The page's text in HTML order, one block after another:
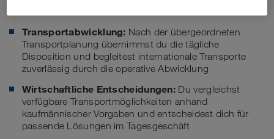
Transportabwicklung: Nach der übergeordneten
Transportplanung übernimmst du die tägliche
Disposition und begleitest internationale Transporte
zuverlässig durch die operative Abwicklung
Wirtschaftliche Entscheidungen: Du vergleichst
verfügbare Transportmöglichkeiten anhand
kaufmännischer Vorgaben und entscheidest dich für
passende Lösungen im Tagesgeschäft